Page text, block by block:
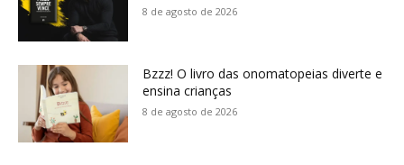
8 de agosto de 2026
Bzzz! O livro das onomatopeias diverte e
ensina crianças
8 de agosto de 2026